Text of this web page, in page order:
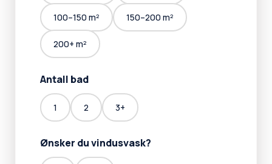
100–150 m² 150–200 m²
200+ m²
Antall bad
1 2 3+
Ønsker du vindusvask?